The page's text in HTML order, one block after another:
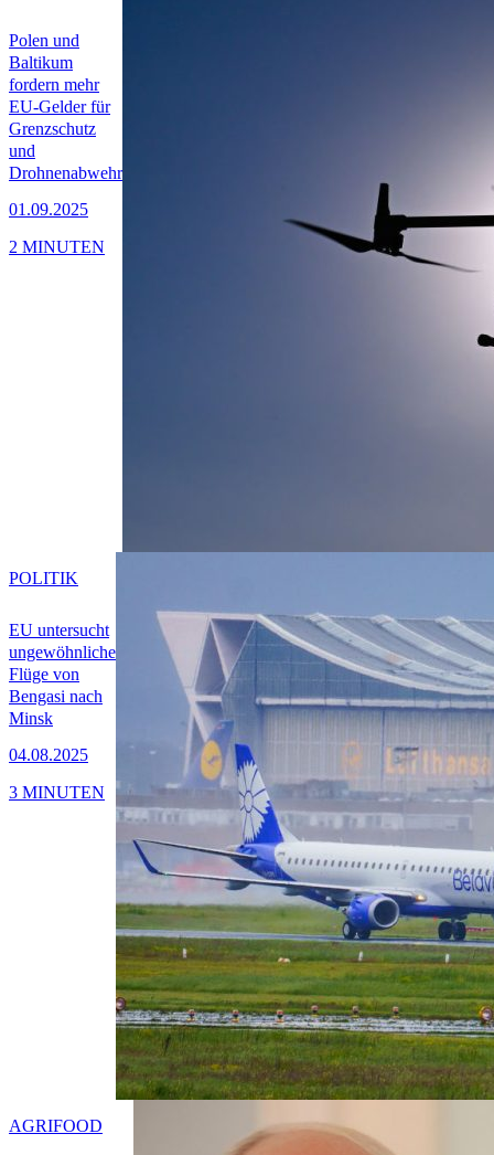
Polen und
Baltikum
fordern mehr
EU-Gelder für
Grenzschutz
und
Drohnenabwehr
01.09.2025
2 MINUTEN
EU untersucht
ungewöhnliche
Flüge von
Bengasi nach
Minsk
04.08.2025
POLITIK
3 MINUTEN
AGRIFOOD